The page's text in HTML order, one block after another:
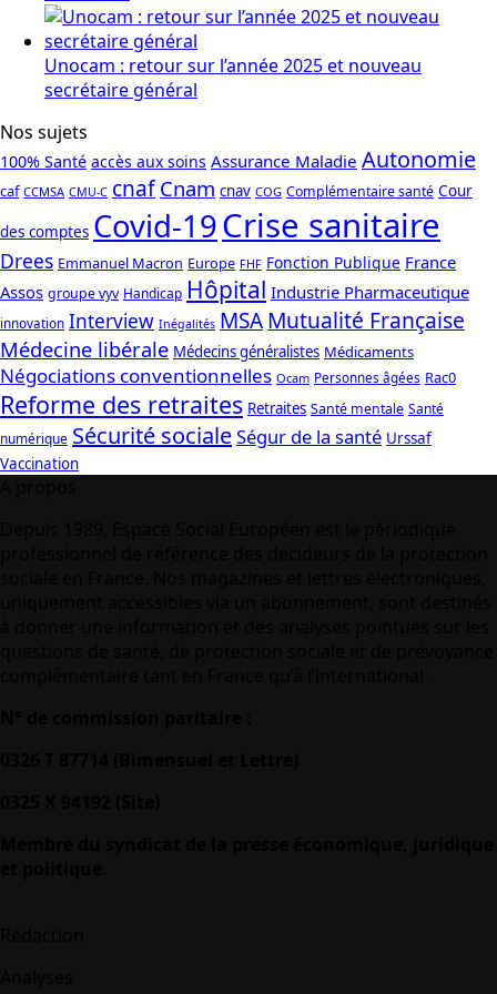
Unocam : retour sur l’année 2025 et nouveau
secrétaire général
Nos sujets
100% Santé accès aux soins Assurance Maladie Autonomie
caf CCMSA CMU-C cnaf Cnam cnav COG Complémentaire santé Cour
des comptes Covid-19Crise sanitaire
Drees Emmanuel Macron Europe FHF Fonction Publique France
Assos groupe vyv Handicap Hôpital Industrie Pharmaceutique
innovation Interview Inégalités MSAMutualité Française
Médecine libérale Médecins généralistes Médicaments
Négociations conventionnelles Ocam Personnes âgées Rac0
Reforme des retraites Retraites Santé mentale Santé
numérique Sécurité socialeSégur de la santé Urssaf
Vaccination